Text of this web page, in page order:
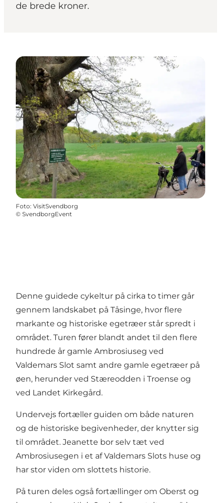
de brede kroner.
Foto: VisitSvendborg
© SvendborgEvent
Denne guidede cykeltur på cirka to timer går
gennem landskabet på Tåsinge, hvor flere
markante og historiske egetræer står spredt i
området. Turen fører blandt andet til den flere
hundrede år gamle Ambrosiuseg ved
Valdemars Slot samt andre gamle egetræer på
øen, herunder ved Stæreodden i Troense og
ved Landet Kirkegård.
Undervejs fortæller guiden om både naturen
og de historiske begivenheder, der knytter sig
til området. Jeanette bor selv tæt ved
Ambrosiusegen i et af Valdemars Slots huse og
har stor viden om slottets historie.
På turen deles også fortællinger om Oberst og